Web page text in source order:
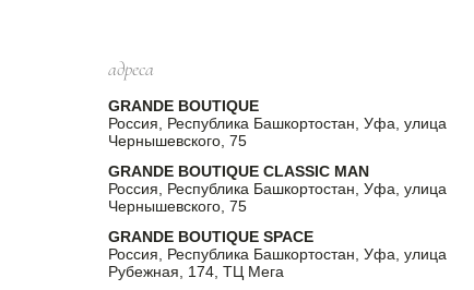
адреса
GRANDE BOUTIQUE
Россия, Республика Башкортостан, Уфа, улица
Чернышевского, 75
GRANDE BOUTIQUE CLASSIC MAN
Россия, Республика Башкортостан, Уфа, улица
Чернышевского, 75
GRANDE BOUTIQUE SPACE
Россия, Республика Башкортостан, Уфа, улица
Рубежная, 174, ТЦ Мега